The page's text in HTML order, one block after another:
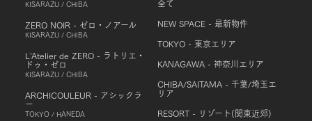
KISARAZU / CHIBA
ZERO NOIR - ゼロ・ノアール
KISARAZU / CHIBA
L'Atelier de ZERO - ラトリエ・
ドゥ・ゼロ
KISARAZU / CHIBA
ARCHICOULEUR - アシックラ
ー
TOKYO / HANEDA
全て
NEW SPACE - 最新物件
TOKYO - 東京エリア
KANAGAWA - 神奈川エリア
CHIBA/SAITAMA - 千葉/埼玉エ
リア
RESORT - リゾート(関東近郊)